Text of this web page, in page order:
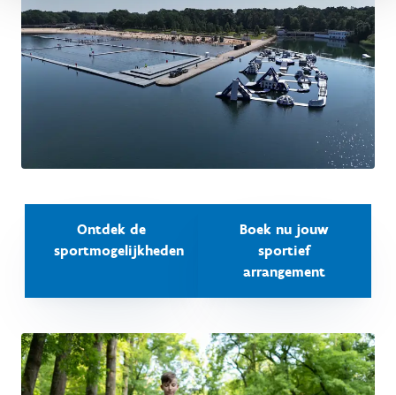
Ontdek de
sportmogelijkheden
Boek nu jouw
sportief
arrangement